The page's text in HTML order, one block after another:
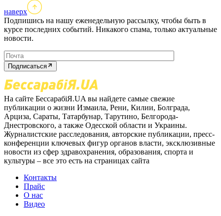
наверх
Подпишись на нашу еженедельную рассылку, чтобы быть в
курсе последних событий. Никакого спама, только актуальные
новости.
Подписаться
На сайте БессарабіЯ.UA вы найдете самые свежие
публикации о жизни Измаила, Рени, Килии, Болграда,
Арциза, Сараты, Татарбунар, Тарутино, Белгорода-
Днестровского, а также Одесской области и Украины.
Журналистские расследования, авторские публикации, пресс-
конференции ключевых фигур органов власти, эксклюзивные
новости из сфер здравохранения, образования, спорта и
культуры – все это есть на страницах сайта
Контакты
Прайс
О нас
Видео